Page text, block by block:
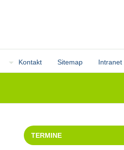
Kontakt Sitemap Intranet
TERMINE